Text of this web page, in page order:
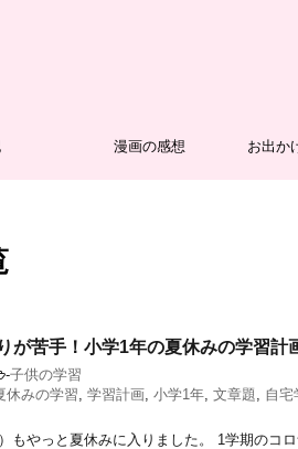
漫画の感想 お出か
が苦手！小学1年の夏休みの学習計
-子供の学習
休みの学習 学習計画 小学1年 文章題 自宅
もやっと夏休みに入りました。 1学期のコ